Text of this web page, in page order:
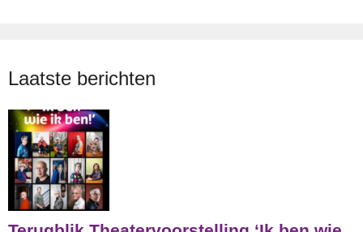
Laatste berichten